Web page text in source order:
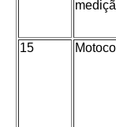
15